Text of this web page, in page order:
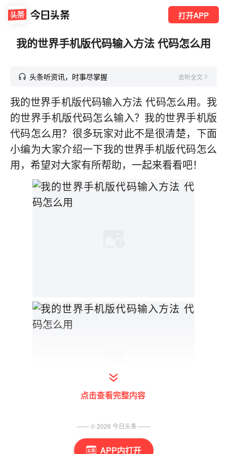
打开APP
APP内打开
我的世界手机版代码输入方法 代码怎么用
头条听资讯，时事尽掌握 去听全文
我的世界手机版代码输入方法 代码怎么用。我
的世界手机版代码怎么输入？我的世界手机版
代码怎么用？很多玩家对此不是很清楚，下面
小编为大家介绍一下我的世界手机版代码怎么
用，希望对大家有所帮助，一起来看看吧！
点击查看完整内容
—— ©2026 今日头条 ——